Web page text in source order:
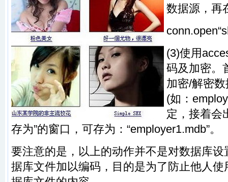
数据源，再
(3)使用
码及加密
加密/解密
(如：
定，接着会
存为”的窗口，可存为：“employer1.mdb”。
要注意的是，以上的动作并不是对数据库
据库文件加以编码，目的是为了防止他人